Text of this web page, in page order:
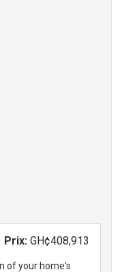
Prix: GH¢408,913
of your home's